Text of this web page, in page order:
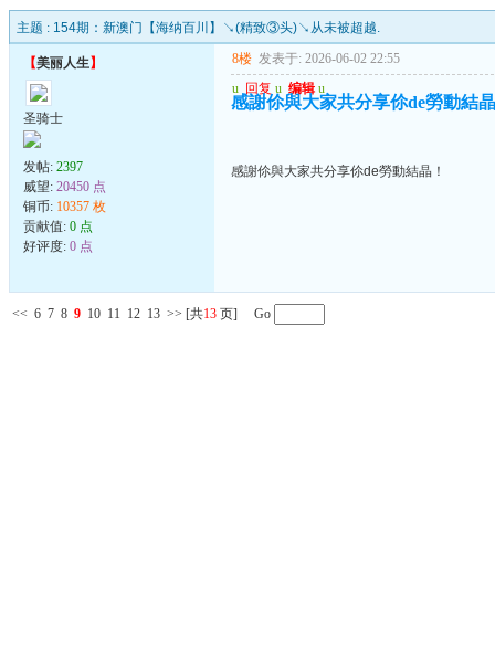
主题 : 154期：新澳门【海纳百川】↘(精致③头)↘从未被超越.
【美丽人生】
圣骑士
发帖: 2397
威望: 20450 点
铜币: 10357 枚
贡献值: 0 点
好评度: 0 点
8楼 发表于: 2026-06-02 22:55
u 回复 u 编辑 u
感謝伱與大家共分享伱de勞動結
感謝伱與大家共分享伱de勞動結晶！
<< 6 7 8 9 10 11 12 13 >> [共13 页] Go